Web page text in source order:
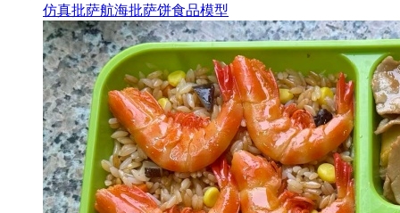
仿真批萨航海批萨饼食品模型